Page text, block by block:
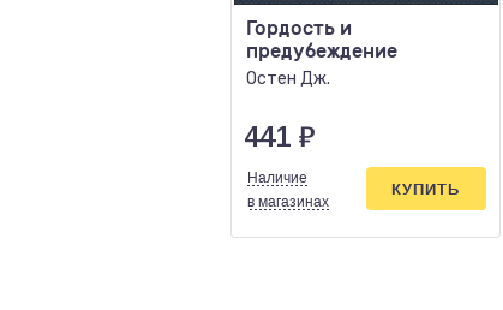
Гордость и
предубеждение
Остен Дж.
441 ₽
Наличие
в магазинах
КУПИТЬ